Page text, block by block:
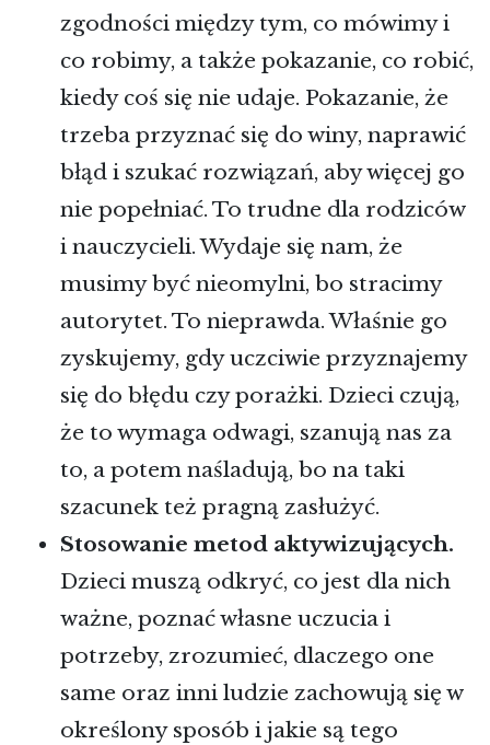
zgodności między tym, co mówimy i
co robimy, a także pokazanie, co robić,
kiedy coś się nie udaje. Pokazanie, że
trzeba przyznać się do winy, naprawić
błąd i szukać rozwiązań, aby więcej go
nie popełniać. To trudne dla rodziców
i nauczycieli. Wydaje się nam, że
musimy być nieomylni, bo stracimy
autorytet. To nieprawda. Właśnie go
zyskujemy, gdy uczciwie przyznajemy
się do błędu czy porażki. Dzieci czują,
że to wymaga odwagi, szanują nas za
to, a potem naśladują, bo na taki
szacunek też pragną zasłużyć.
Stosowanie metod aktywizujących.
Dzieci muszą odkryć, co jest dla nich
ważne, poznać własne uczucia i
potrzeby, zrozumieć, dlaczego one
same oraz inni ludzie zachowują się w
określony sposób i jakie są tego